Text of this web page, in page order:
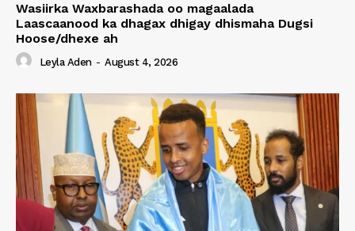
Wasiirka Waxbarashada oo magaalada
Laascaanood ka dhagax dhigay dhismaha Dugsi
Hoose/dhexe ah
Leyla Aden - August 4, 2026